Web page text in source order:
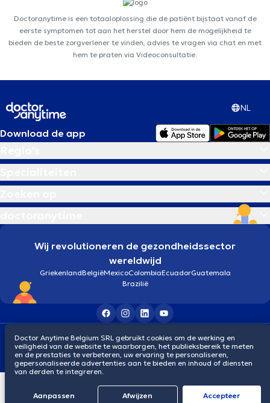
Doctoranytime is een totaaloplossing die de patiënt bijstaat vanaf de
eerste symptomen tot aan het herstel door hem de mogelijkheid te
bieden de beste zorgverlener te vinden, advies te vragen via chat en met
hem te praten via Videoconsultatie.
NL
Download de app
Wij revolutioneren de gezondheidssector
wereldwijd
GriekenlandBelgiëMexicoColombiaEcuadorGuatemala
Brazilië
Algemene voorwaardenCookiesPrivacybeleid
© 2026 doctoranytime
Doctor Anytime Belgium SRL gebruikt cookies om de werking en
veiligheid van de website te waarborgen, het publieksbereik te meten
en de prestaties te verbeteren, uw ervaring te personaliseren,
gepersonaliseerde advertenties aan te bieden en inhoud of diensten
van derden te integreren.
Aanpassen Afwijzen Αccepteer